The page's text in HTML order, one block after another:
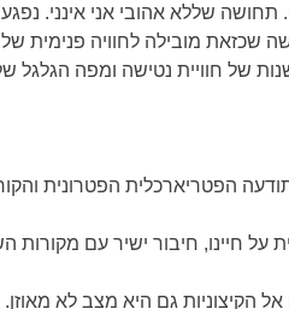
תחושה שללא אהובי אני אינני.
שכזאת מובילה לחוויה פנימית
של חוויית נטישה ומפה
הפטריארכלית הפטרונית
חיינו, חיבור ישיר עם
הקיצוניות גם היא מצב לא מאוזן.